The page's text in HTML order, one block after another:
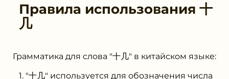
Правила использования ⼗
⼏
Грамматика для слова "⼗⼏" в китайском языке:
"⼗⼏" используется для обозначения числа